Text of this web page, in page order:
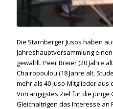
Die Starnberger Jusos haben
Jahreshauptversammlung
gewählt. Peer Breier (20 Jahre
Chairopoulou (18 Jahre alt,
mehr als 40 Juso-Mitglieder aus
Vorrangigstes Ziel für die junge
Gleichaltrigen das Interesse an